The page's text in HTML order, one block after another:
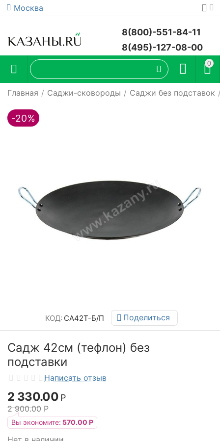
Москва
8(800)-551-84-11
8(495)-127-08-00
0
Главная / Саджи-сковороды / Саджи без подставок
КОД: СА42Т-Б/П Поделиться
Садж 42см (тефлон) без
подставки
Написать отзыв
2 330.00 Р
2 900.00 Р
Вы экономите: 570.00 Р